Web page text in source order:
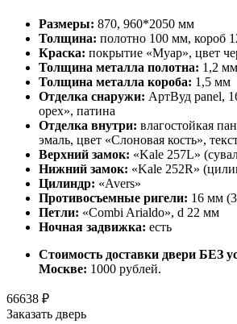
Размеры: 870, 960*2050 мм
Толщина: полотно 100 мм, короб
Краска: покрытие «Муар», цвет
Толщина металла полотна: 1,2 мм
Толщина металла короба: 1,5 мм
Отделка снаружи: АртВуд panel,
орех», патина
Отделка внутри: влагостойкая
эмаль, цвет «Слоновая кость»,
Верхний замок: «Kale 257L»
Нижний замок: «Kale 252R»
Цилиндр: «Avers»
Противосъемные ригели: 16 мм
Петли: «Combi Arialdo», d 22 мм
Ночная задвижка: есть
Стоимость доставки двери БЕЗ
Москве: 1000 рублей.
66638 ₽
Заказать дверь